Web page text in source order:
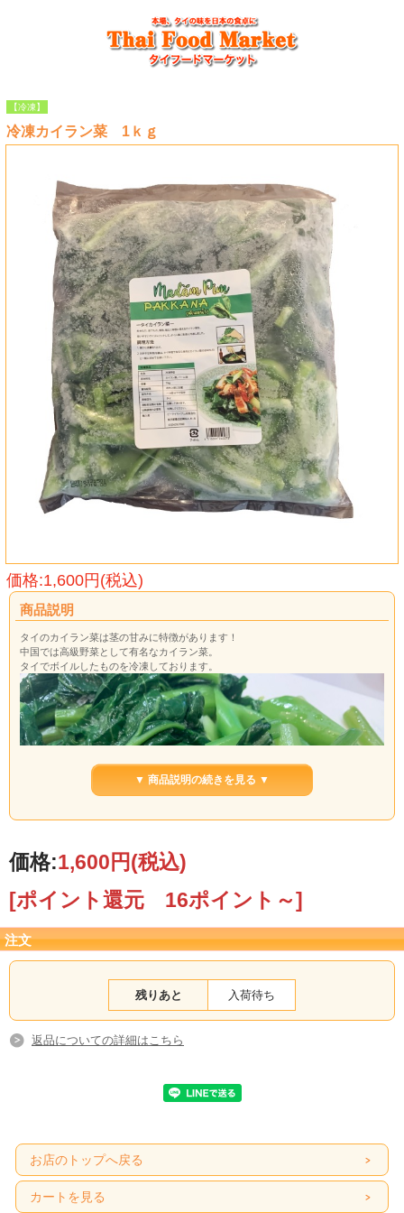
【冷凍】
冷凍カイラン菜 1ｋｇ
価格:1,600円(税込)
商品説明
タイのカイラン菜は茎の甘みに特徴があります！
中国では高級野菜として有名なカイラン菜。
タイでボイルしたものを冷凍しております。
▼ 商品説明の続きを見る ▼
価格:1,600円(税込)
[ポイント還元 16ポイント～]
注文
残りあと 入荷待ち
返品についての詳細はこちら
お店のトップへ戻る
カートを見る